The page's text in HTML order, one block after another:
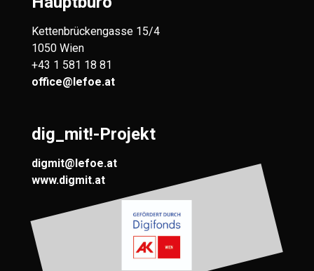
Kettenbrückengasse 15/4
1050 Wien
+43 1 581 18 81
office@lefoe.at
dig_mit!-Projekt
digmit@lefoe.at
www.digmit.at